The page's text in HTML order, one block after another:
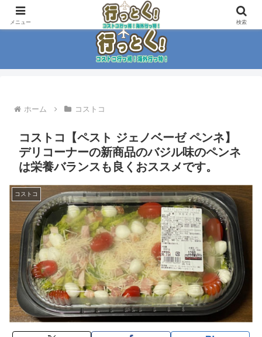
コストコ大好き家族がイチ押商品紹介！！
ホーム コストコ
コストコ【ペスト ジェノベーゼ ペンネ】
デリコーナーの新商品のバジル味のペンネ
は栄養バランスも良くおススメです。
コストコ
メニュー 検索